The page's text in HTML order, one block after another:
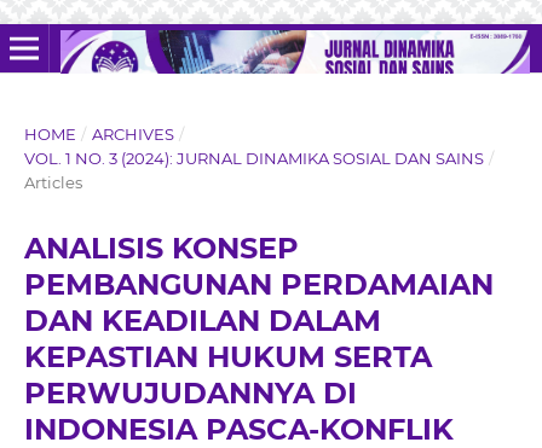
HOME / ARCHIVES /
VOL. 1 NO. 3 (2024): JURNAL DINAMIKA SOSIAL DAN SAINS /
Articles
ANALISIS KONSEP
PEMBANGUNAN PERDAMAIAN
DAN KEADILAN DALAM
KEPASTIAN HUKUM SERTA
PERWUJUDANNYA DI
INDONESIA PASCA-KONFLIK